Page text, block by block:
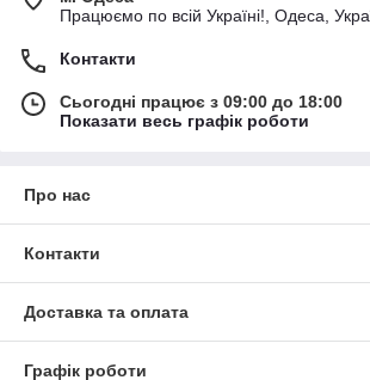
Працюємо по всій Україні!, Одеса,
Контакти
Сьогодні працює з 09:00 до 18:00
Показати весь графік роботи
Про нас
Контакти
Доставка та оплата
Графік роботи